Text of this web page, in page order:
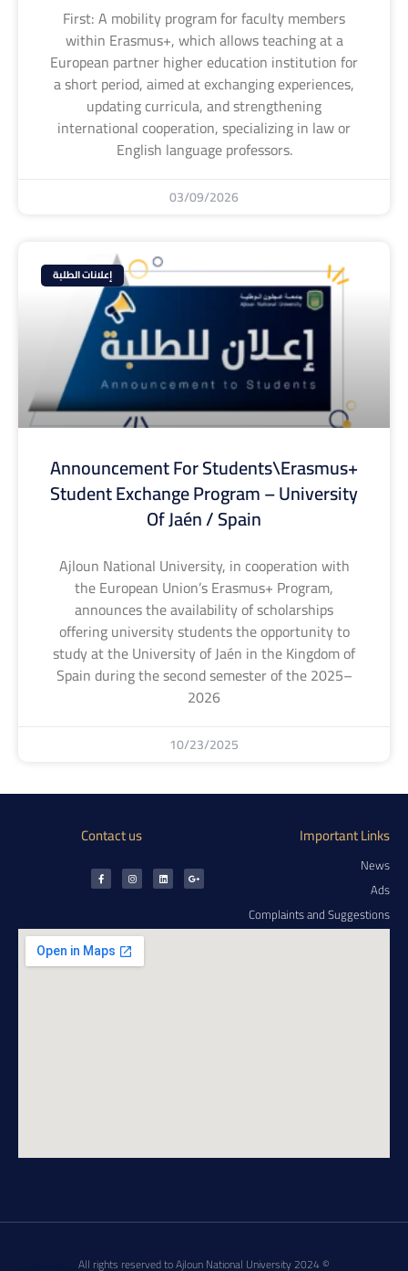
First: A mobility program for faculty members
within Erasmus+, which allows teaching at a
European partner higher education institution for
a short period, aimed at exchanging experiences,
updating curricula, and strengthening
international cooperation, specializing in law or
English language professors.
03/09/2026
إعلانات الطلبة
Announcement For Students\Erasmus+
Student Exchange Program – University
Of Jaén / Spain
Ajloun National University, in cooperation with
the European Union’s Erasmus+ Program,
announces the availability of scholarships
offering university students the opportunity to
study at the University of Jaén in the Kingdom of
Spain during the second semester of the 2025–
2026
10/23/2025
Contact us Important Links
News
Ads
Complaints and Suggestions
All rights reserved to Ajloun National University 2024 ©